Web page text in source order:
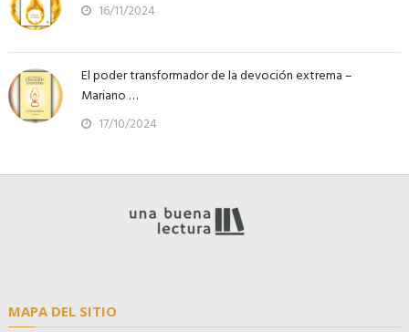
16/11/2024
El poder transformador de la devoción extrema –
Mariano …
17/10/2024
MAPA DEL SITIO